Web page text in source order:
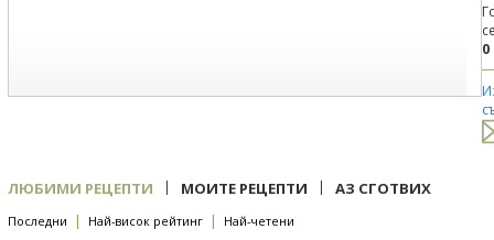
0
ЛЮБИМИ РЕЦЕПТИ | МОИТЕ РЕЦЕПТИ | АЗ СГОТВИХ
Последни | Най-висок рейтинг | Най-четени